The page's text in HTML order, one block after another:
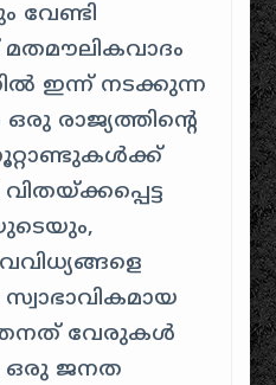
വേണ്ടി
ഇന്ന് നടക്കുന്ന
രാജ്യത്തിന്റെ
നൂറ്റാണ്ടുകൾക്ക്
സ്വാഭാവികമായ
തനത് വേരുകൾ
ഒരു ജനത